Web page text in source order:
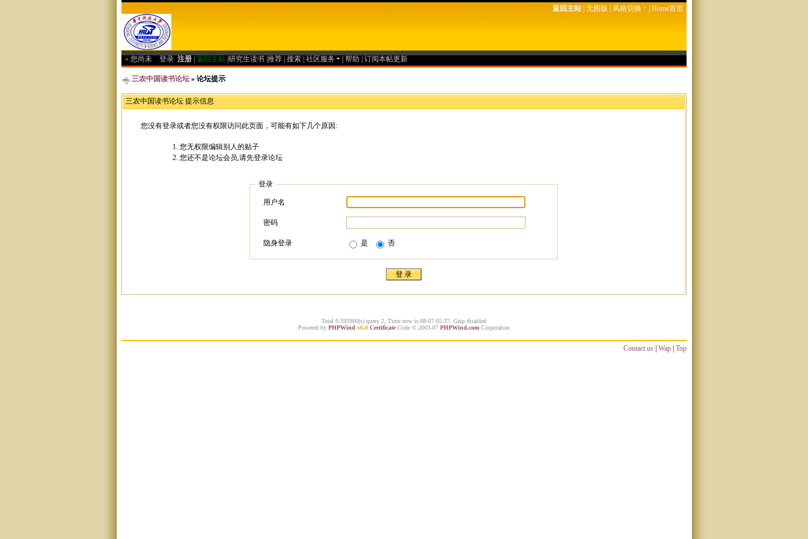
返回主站|无图版|风格切换 |Home首页
» 您尚未 登录 注册 返回主站 研究生读书 推荐 搜索 社区服务 帮助 订阅本帖更新
三农中国读书论坛 » 论坛提示
三农中国读书论坛 提示信息
您没有登录或者您没有权限访问此页面，可能有如下几个原因:
您无权限编辑别人的贴子
您还不是论坛会员,请先登录论坛
登录
用户名
密码
隐身登录 是 否
Total 0.595900(s) query 2, Time now is:08-07 05:37, Gzip disabled
Powered by PHPWind v6.0 Certificate Code © 2003-07 PHPWind.com Corporation
Contact us | Wap | Top